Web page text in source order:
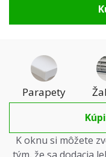
Parapety
K oknu si môžete